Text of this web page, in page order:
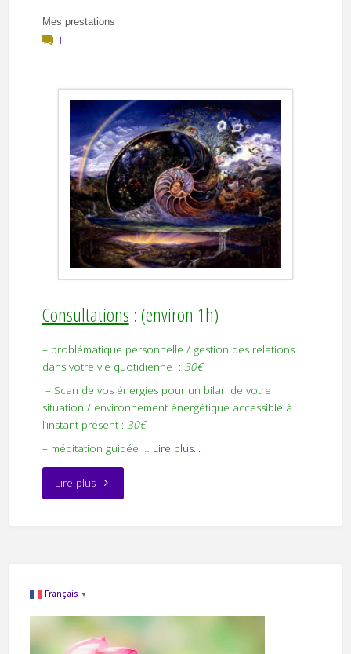
Mes prestations
1
Consultations : (environ 1h)
– problématique personnelle / gestion des relations
dans votre vie quotidienne : 30€
– Scan de vos énergies pour un bilan de votre
situation / environnement énergétique accessible à
l’instant présent : 30€
– méditation guidée … Lire plus...
Lire plus"Mes
Français ▼